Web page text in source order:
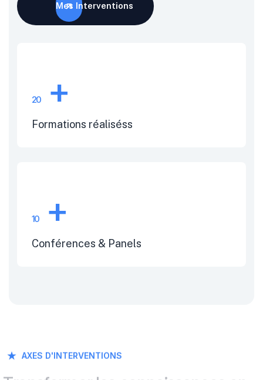
Mes Interventions
26+
Formations réaliséss
13+
Conférences & Panels
AXES D'INTERVENTIONS